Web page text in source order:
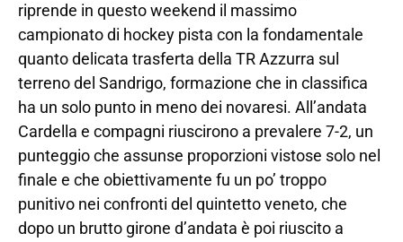
riprende in questo weekend il massimo
campionato di hockey pista con la fondamentale
quanto delicata trasferta della TR Azzurra sul
terreno del Sandrigo, formazione che in classifica
ha un solo punto in meno dei novaresi. All’andata
Cardella e compagni riuscirono a prevalere 7-2, un
punteggio che assunse proporzioni vistose solo nel
finale e che obiettivamente fu un po’ troppo
punitivo nei confronti del quintetto veneto, che
dopo un brutto girone d’andata è poi riuscito a